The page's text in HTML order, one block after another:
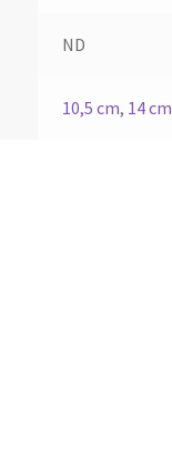
ND
10,5 cm, 14 cm